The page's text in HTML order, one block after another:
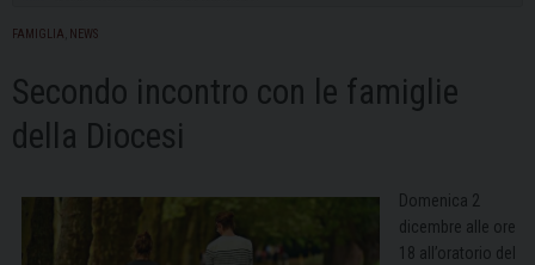
FAMIGLIA NEWS
Secondo incontro con le famiglie
della Diocesi
Domenica 2
dicembre alle ore
18 all’oratorio del